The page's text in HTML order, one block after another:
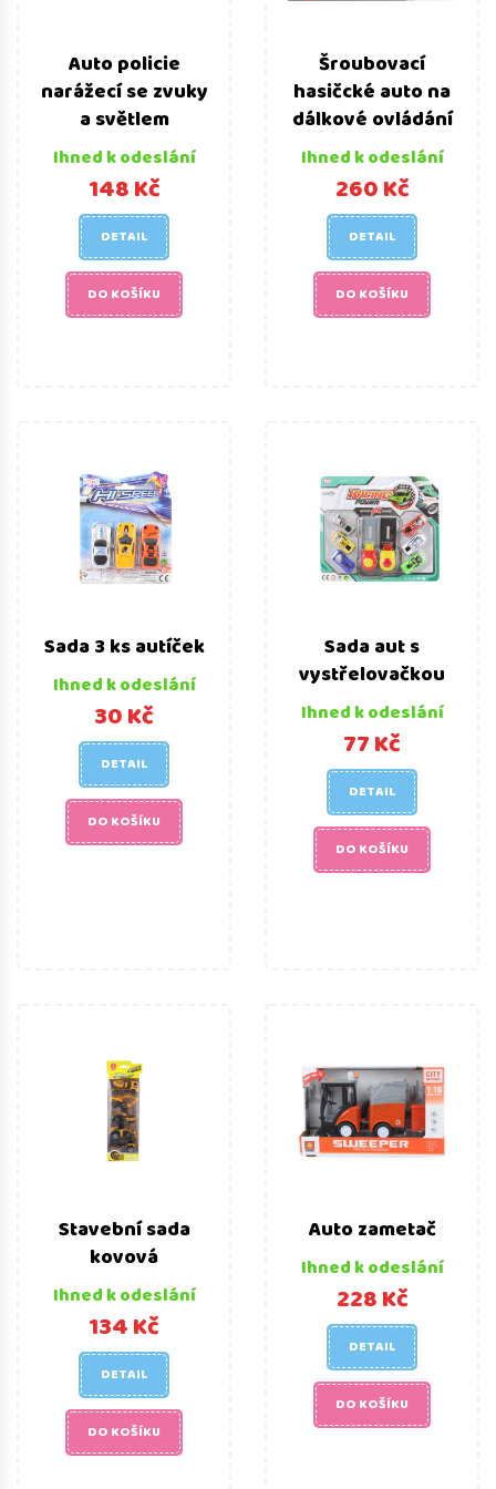
Auto policie
narážecí se zvuky
a světlem
Ihned k odeslání
148 Kč
DETAIL
DO KOŠÍKU
Šroubovací
hasičcké auto na
dálkové ovládání
Ihned k odeslání
260 Kč
DETAIL
DO KOŠÍKU
Sada 3 ks autíček
Ihned k odeslání
30 Kč
DETAIL
DO KOŠÍKU
Sada aut s
vystřelovačkou
Ihned k odeslání
77 Kč
DETAIL
DO KOŠÍKU
Stavební sada
kovová
Ihned k odeslání
134 Kč
DETAIL
DO KOŠÍKU
Auto zametač
Ihned k odeslání
228 Kč
DETAIL
DO KOŠÍKU